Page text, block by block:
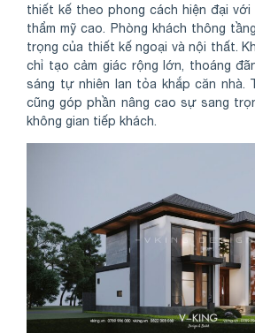
thiết kế theo phong cách hiện đại
thẩm mỹ cao. Phòng khách thông
trọng của thiết kế ngoại và nội thất.
chỉ tạo cảm giác rộng lớn, thoáng
sáng tự nhiên lan tỏa khắp căn nhà.
cũng góp phần nâng cao sự sang
không gian tiếp khách.